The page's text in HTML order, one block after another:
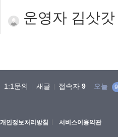
운영자 김삿갓
1:1문의 새글 접속자 9 오늘
개인정보처리방침 서비스이용약관